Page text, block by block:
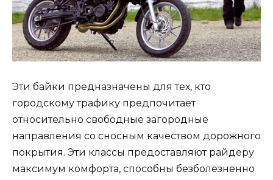
Эти байки предназначены для тех, кто
городскому трафику предпочитает
относительно свободные загородные
направления со сносным качеством дорожного
покрытия. Эти классы предоставляют райдеру
максимум комфорта, способны безболезненно